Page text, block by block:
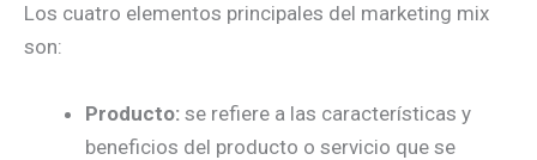
Los cuatro elementos principales del marketing mix
son:
Producto: se refiere a las características y
beneficios del producto o servicio que se